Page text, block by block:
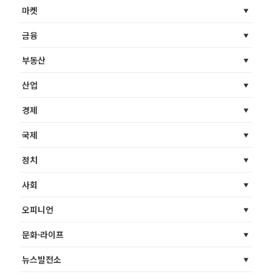
마켓
금융
부동산
산업
경제
국제
정치
사회
오피니언
문화·라이프
뉴스발전소